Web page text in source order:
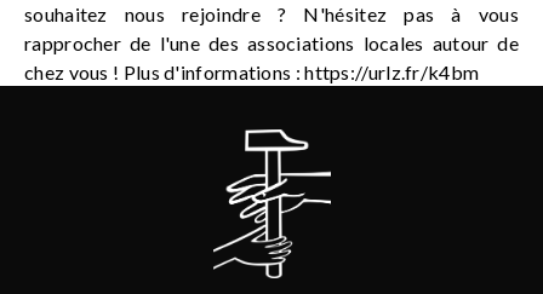
souhaitez nous rejoindre ? N'hésitez pas à vous
rapprocher de l'une des associations locales autour de
chez vous ! Plus d'informations : https://urlz.fr/k4bm